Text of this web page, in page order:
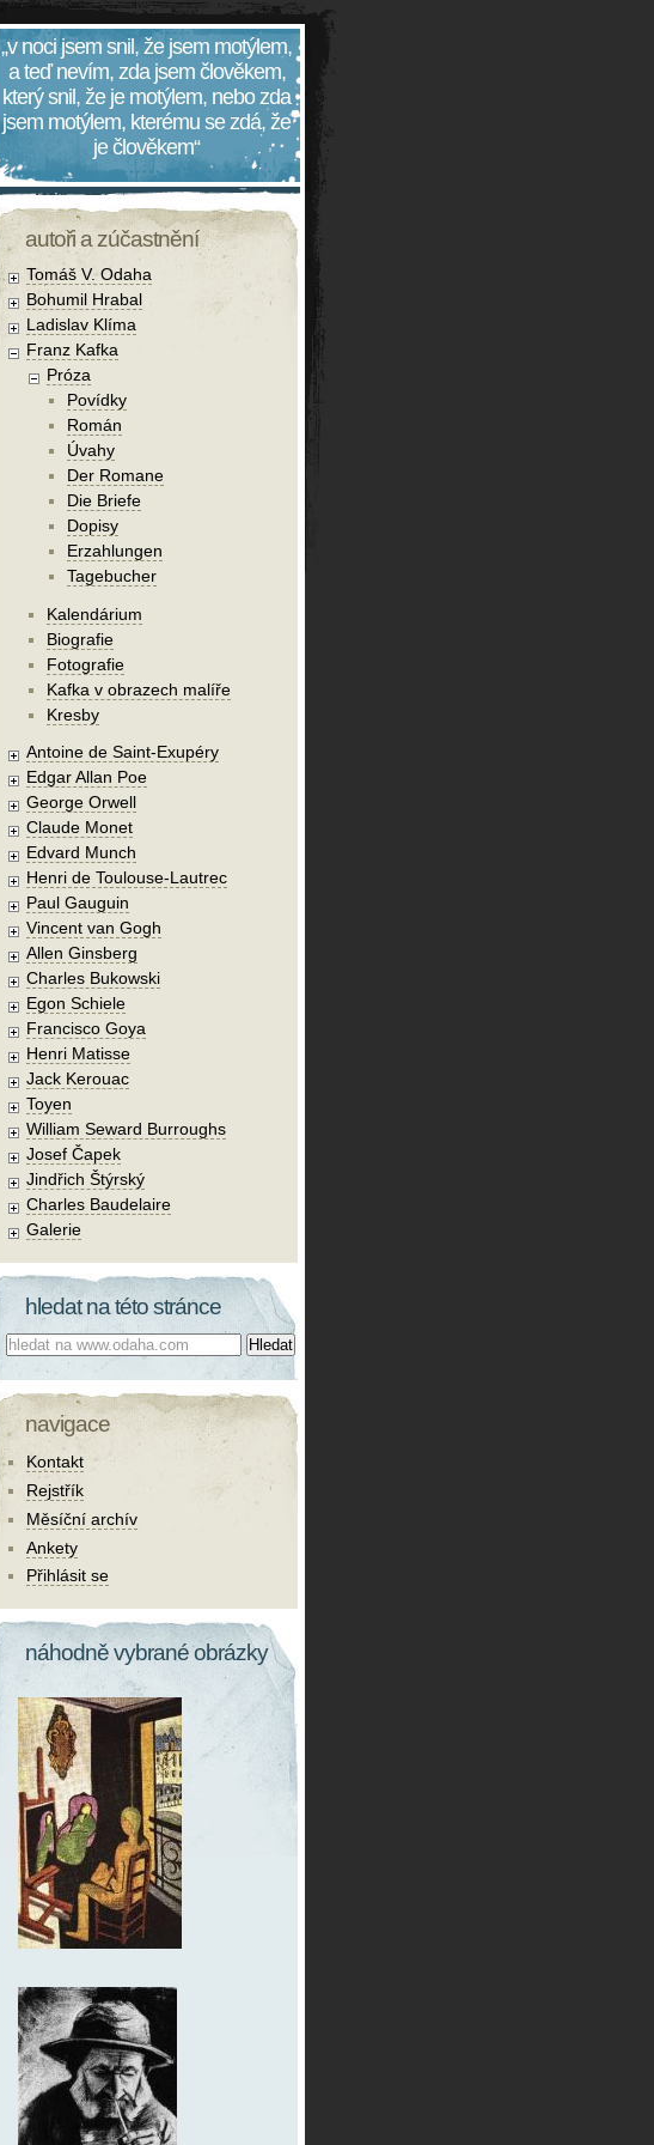
„v noci jsem snil, že jsem motýlem,
a teď nevím, zda jsem člověkem,
který snil, že je motýlem, nebo zda
jsem motýlem, kterému se zdá, že
je člověkem“
autoři a zúčastnění
Tomáš V. Odaha
Bohumil Hrabal
Ladislav Klíma
Franz Kafka
Próza
Povídky
Román
Úvahy
Der Romane
Die Briefe
Dopisy
Erzahlungen
Tagebucher
Kalendárium
Biografie
Fotografie
Kafka v obrazech malíře
Kresby
Antoine de Saint-Exupéry
Edgar Allan Poe
George Orwell
Claude Monet
Edvard Munch
Henri de Toulouse-Lautrec
Paul Gauguin
Vincent van Gogh
Allen Ginsberg
Charles Bukowski
Egon Schiele
Francisco Goya
Henri Matisse
Jack Kerouac
Toyen
William Seward Burroughs
Josef Čapek
Jindřich Štýrský
Charles Baudelaire
Galerie
hledat na této stránce
Co hledat:
navigace
Kontakt
Rejstřík
Měsíční archív
Ankety
Přihlásit se
náhodně vybrané obrázky